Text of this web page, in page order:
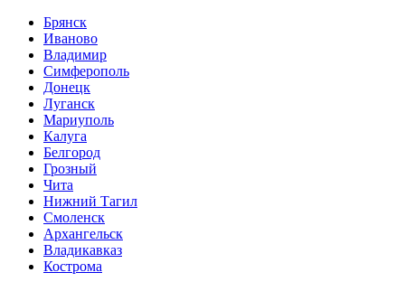
Брянск
Иваново
Владимир
Симферополь
Донецк
Луганск
Мариуполь
Калуга
Белгород
Грозный
Чита
Нижний Тагил
Смоленск
Архангельск
Владикавказ
Кострома